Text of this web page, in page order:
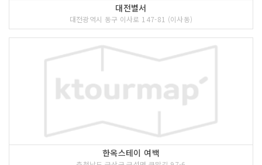
대전별서
대전광역시 동구 이사로 147-81 (이사동)
한옥스테이 여백